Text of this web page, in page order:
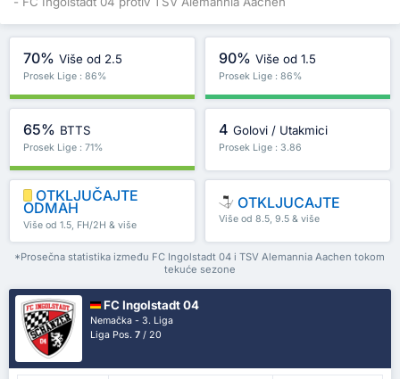
70% Više od 2.5
Prosek Lige : 86%
90% Više od 1.5
Prosek Lige : 86%
65% BTTS
Prosek Lige : 71%
4 Golovi / Utakmici
Prosek Lige : 3.86
OTKLJUČAJTE
ODMAH
Više od 1.5, FH/2H & više
OTKLJUCAJTE
Više od 8.5, 9.5 & više
*Prosečna statistika između FC Ingolstadt 04 i TSV Alemannia Aachen tokom
tekuće sezone
FC Ingolstadt 04
Nemačka - 3. Liga
Liga Pos.7 / 20